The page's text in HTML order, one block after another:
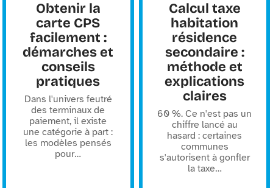
Obtenir la
carte CPS
facilement :
démarches et
conseils
pratiques
Dans l'univers feutré
des terminaux de
paiement, il existe
une catégorie à part :
les modèles pensés
pour…
Calcul taxe
habitation
résidence
secondaire :
méthode et
explications
claires
60 %. Ce n'est pas un
chiffre lancé au
hasard : certaines
communes
s'autorisent à gonfler
la taxe…